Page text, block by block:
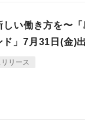
しい働き方を〜
」7月31日(金)
リース